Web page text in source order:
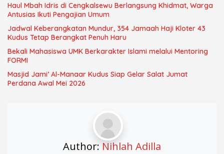
Haul Mbah Idris di Cengkalsewu Berlangsung Khidmat, Warga
Antusias Ikuti Pengajian Umum
Jadwal Keberangkatan Mundur, 354 Jamaah Haji Kloter 43
Kudus Tetap Berangkat Penuh Haru
Bekali Mahasiswa UMK Berkarakter Islami melalui Mentoring
FORMI
Masjid Jami’ Al-Manaar Kudus Siap Gelar Salat Jumat
Perdana Awal Mei 2026
Author: Nihlah Adilla